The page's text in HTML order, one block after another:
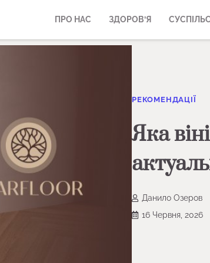
ПРО НАС ЗДОРОВ’Я
РЕКОМЕНДАЦІЇ
Яка
Данило Озеров
16 Червня, 2026